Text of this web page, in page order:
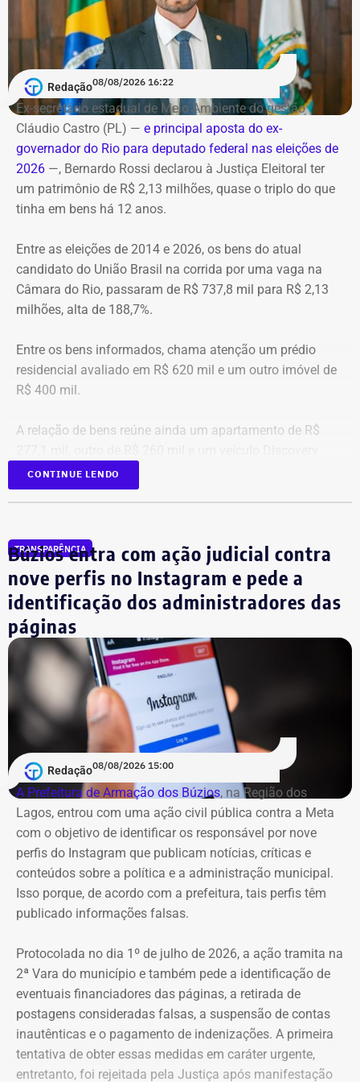
Serviço
Debate entre candidatos ao governo do estado do Rio de
Janeiro
Data: domingo, 09 de agosto de 2026
Horário: 20h
Transmissão: Canal Band, BandNews FM e YouTube do
TEMPO REAL
Pré-hora: 19h, com cobertura especial pelo YouTube do
TEMPO REAL
O helicóptero explodiu ao cair na encosta, e chamas se
alastraram pela mata. De acordo com o Corpo de
Bombeiros, agentes especializados em combate a
incêndios florestais foram mobilizados e conseguiram
controlar o fogo.
A operação mobilizou cerca de 40 militares, 11 viaturas e
4 unidades operacionais.
Redação08/08/2026 16:22
Ex-secretário estadual de Meio Ambiente do gestão
Cláudio Castro (PL) — e principal aposta do ex-
governador do Rio para deputado federal nas eleições de
2026 —, Bernardo Rossi declarou à Justiça Eleitoral ter
um patrimônio de R$ 2,13 milhões, quase o triplo do que
tinha em bens há 12 anos.
Entre as eleições de 2014 e 2026, os bens do atual
candidato do União Brasil na corrida por uma vaga na
Câmara do Rio, passaram de R$ 737,8 mil para R$ 2,13
milhões, alta de 188,7%.
Entre os bens informados, chama atenção um prédio
residencial avaliado em R$ 620 mil e um outro imóvel de
R$ 400 mil.
A relação de bens reúne ainda um apartamento de R$
D300, ano 2023, declarado por R$ 330 mil. Também
aparecem na lista cerca de R$ 177 mil em aplicações e
CONTINUE LENDO
TRANSPARÊNCIA
Búzios entra com ação judicial contra
nove perfis no Instagram e pede a
identificação dos administradores das
páginas
Redação08/08/2026 15:00
A Prefeitura de Armação dos Búzios, na Região dos
Lagos, entrou com uma ação civil pública contra a Meta
com o objetivo de identificar os responsável por nove
perfis do Instagram que publicam notícias, críticas e
conteúdos sobre a política e a administração municipal.
Isso porque, de acordo com a prefeitura, tais perfis têm
publicado informações falsas.
Protocolada no dia 1º de julho de 2026, a ação tramita na
2ª Vara do município e também pede a identificação de
eventuais financiadores das páginas, a retirada de
postagens consideradas falsas, a suspensão de contas
inautênticas e o pagamento de indenizações. A primeira
tentativa de obter essas medidas em caráter urgente,
entretanto, foi rejeitada pela Justiça após manifestação